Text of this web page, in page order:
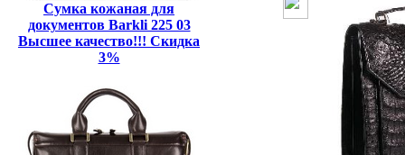
Сумка кожаная для
документов Barkli 225 03
Высшее качество!!! Скидка
3%